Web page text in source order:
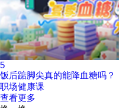
5
饭后踮脚尖真的能降血糖吗？
职场健康课
查看更多